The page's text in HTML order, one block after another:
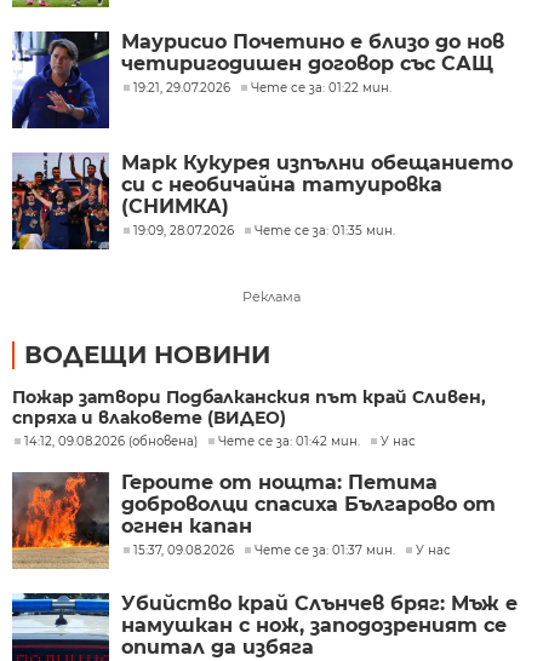
Маурисио Почетино е близо до нов
четиригодишен договор със САЩ
19:21, 29.07.2026 Чете се за: 01:22 мин.
Марк Кукурея изпълни обещанието
си с необичайна татуировка
(СНИМКА)
19:09, 28.07.2026 Чете се за: 01:35 мин.
Реклама
ВОДЕЩИ НОВИНИ
Пожар затвори Подбалканския път край Сливен,
спряха и влаковете (ВИДЕО)
14:12, 09.08.2026 (обновена) Чете се за: 01:42 мин. У нас
Героите от нощта: Петима
доброволци спасиха Българово от
огнен капан
15:37, 09.08.2026 Чете се за: 01:37 мин. У нас
Убийство край Слънчев бряг: Мъж е
намушкан с нож, заподозреният се
опитал да избяга